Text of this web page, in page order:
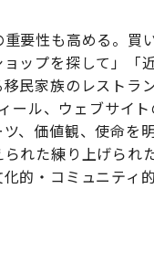
要性も高める。買
ップを探して」「
民家族のレストラ
ール、ウェブサイ
、価値観、使命を
れた練り上げられ
的・コミュニティ